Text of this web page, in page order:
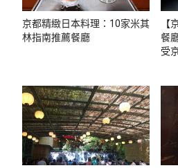
京都精緻日本料理：10家米其
林指南推薦餐廳
【
餐
受